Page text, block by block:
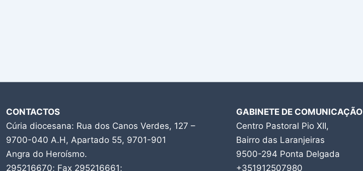
CONTACTOS
Cúria diocesana: Rua dos Canos Verdes, 127 –
9700-040 A.H, Apartado 55, 9701-901
Angra do Heroísmo.
295216670; Fax 295216661;
GABINETE DE COMUNICAÇÃO
Centro Pastoral Pio XII,
Bairro das Laranjeiras
9500-294 Ponta Delgada
+351912507980